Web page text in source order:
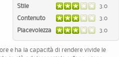
Stile
3.0
Contenuto
3.0
Piacevolezza
3.0
e ha la capacità di rendere vivide le